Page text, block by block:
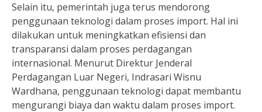
Selain itu, pemerintah juga terus mendorong
penggunaan teknologi dalam proses import. Hal ini
dilakukan untuk meningkatkan efisiensi dan
transparansi dalam proses perdagangan
internasional. Menurut Direktur Jenderal
Perdagangan Luar Negeri, Indrasari Wisnu
Wardhana, penggunaan teknologi dapat membantu
mengurangi biaya dan waktu dalam proses import.